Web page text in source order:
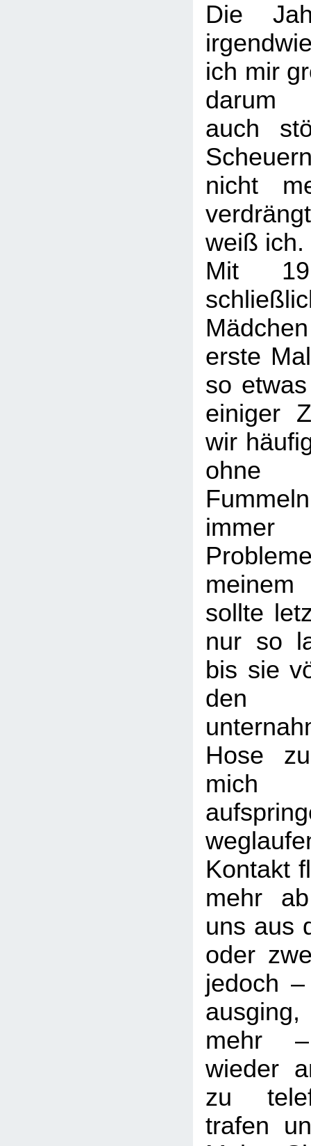
Die
ich mir
darum
auch
nicht
weiß ich.
Mit
erste
so
einiger
wir
ohne
immer
sollte
nur so
bis sie
den
Hose
Kontakt
mehr
uns aus
oder
jedoch
mehr
wieder
zu
trafen